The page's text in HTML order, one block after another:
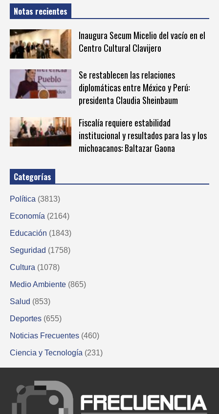
Notas recientes
Inaugura Secum Micelio del vacío en el
Centro Cultural Clavijero
Se restablecen las relaciones
diplomáticas entre México y Perú:
presidenta Claudia Sheinbaum
Fiscalía requiere estabilidad
institucional y resultados para las y los
michoacanos: Baltazar Gaona
Categorías
Política (3813)
Economía (2164)
Educación (1843)
Seguridad (1758)
Cultura (1078)
Medio Ambiente (865)
Salud (853)
Deportes (655)
Noticias Frecuentes (460)
Ciencia y Tecnología (231)